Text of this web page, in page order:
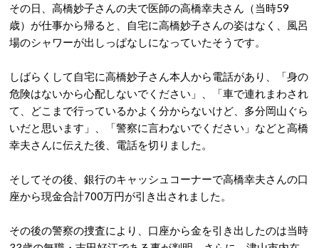
その日、高橋妙子さんの夫で医師の高橋幸夫さん（当時59
歳）が仕事から帰ると、自宅に高橋妙子さんの姿はなく、風呂
場のシャワーが出しっぱなしになっていたそうです。
しばらくして自宅に高橋妙子さん本人から電話があり、「身の
危険はないから心配しないでください」、「車で連れまわされ
て、どこまで行っているかよく分からないけど、多分岡山ぐら
いだと思います」、「警察に言わないでください」などと高橋
幸夫さんに伝えた後、電話を切りました。
そしてその後、銀行のキャッシュコーナーで高橋幸夫さんの口
座から現金合計700万円が引き出されました。
その後の警察の捜査により、口座から金を引き出したのは当時